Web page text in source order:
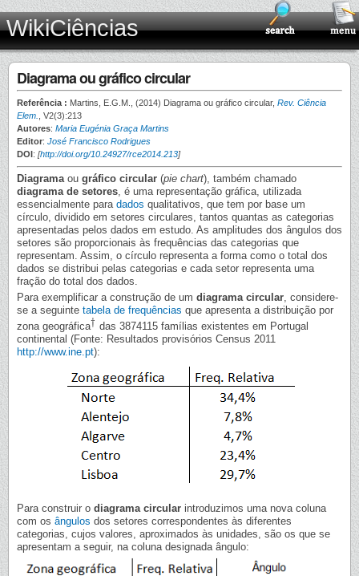
WikiCiências
Diagrama ou gráfico circular
Referência : Martins, E.G.M., (2014) Diagrama ou gráfico circular, Rev. Ciência
Elem.
, V2(3):213
Autores: Maria Eugénia Graça Martins
Editor: José Francisco Rodrigues
DOI: [http://doi.org/10.24927/rce2014.213]
Diagramaou gráfico circular (pie chart), também chamado
diagrama de setores, é uma representação gráfica, utilizada
essencialmente para dados qualitativos, que tem por base um
círculo, dividido em setores circulares, tantos quantas as categorias
apresentadas pelos dados em estudo. As amplitudes dos ângulos dos
setores são proporcionais às frequências das categorias que
representam. Assim, o círculo representa a forma como o total dos
dados se distribui pelas categorias e cada setor representa uma
fração do total dos dados.
Para exemplificar a construção de um diagrama circular, considere-
se a seguinte tabela de frequências que apresenta a distribuição por
zona geográfica†
† das 3874115 famílias existentes em Portugal
continental (Fonte: Resultados provisórios Census 2011
http://www.ine.pt):
Para construir o diagrama circular introduzimos uma nova coluna
com os ângulos dos setores correspondentes às diferentes
categorias, cujos valores, aproximados às unidades, são os que se
apresentam a seguir, na coluna designada ângulo: